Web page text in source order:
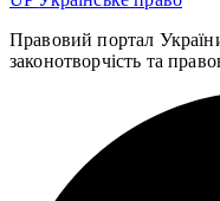
Правовий портал
законотворчість та